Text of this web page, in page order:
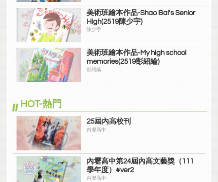
美術班繪本作品-Shao Bai's Senior
High(2519陳少宇)
陳少宇
美術班繪本作品-My high school
memories(2519彭紹綸)
彭紹綸
HOT-熱門
25屆內高校刊
內壢高中
內壢高中第24屆內高文藝獎（111
學年度）#ver2
內壢高中